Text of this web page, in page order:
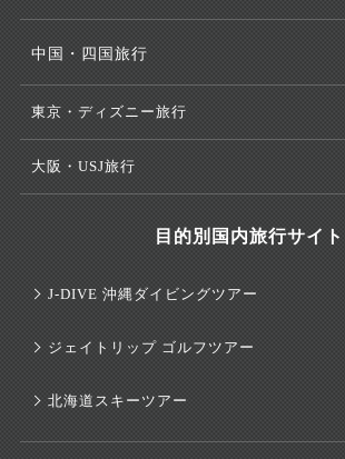
中国・四国旅行
東京・ディズニー旅行
大阪・USJ旅行
目的別国内旅行サイト
J-DIVE 沖縄ダイビングツアー
ジェイトリップ ゴルフツアー
北海道スキーツアー